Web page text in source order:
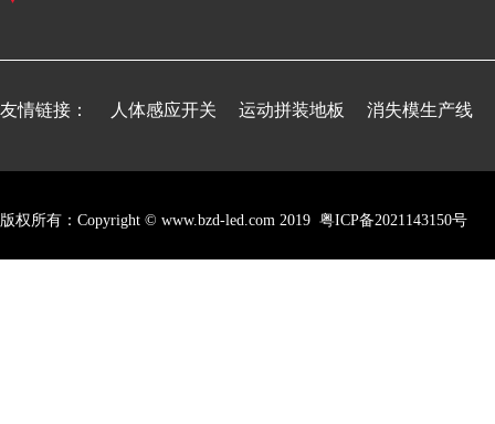
友情链接： 人体感应开关 运动拼装地板 消失模生产线
版权所有：Copyright © www.bzd-led.com 2019 粤ICP备2021143150号